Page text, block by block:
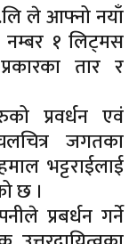
ले आफ्नो नयाँ
नम्बर १ लिट्मस
तार र
प्रवर्धन एवं
जगतका
भट्टराईलाई
छ ।
प्रबर्धन गर्ने